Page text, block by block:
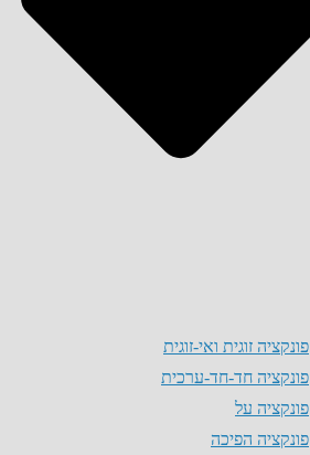
פונקציה זוגית ואי-זוגית
פונקציה חד-חד-ערכית
פונקציה על
פונקציה הפיכה